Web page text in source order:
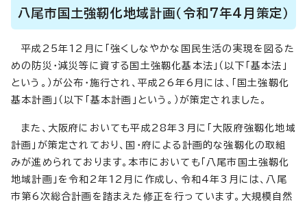
八尾市国土強靭化地域計画（令和7年4月策定）
平成25年12月に「強くしなやかな国民生活の実現を図るた
めの防災・減災等に資する国土強靱化基本法」（以下「基本法」
という。）が公布・施行され、平成26年6月には、「国土強靱化
基本計画」（以下「基本計画」という。）が策定されました。
また、大阪府においても平成28年3月に「大阪府強靱化地域
計画」が策定されており、国・府による計画的な強靱化の取組
みが進められております。本市においても「八尾市国土強靱化
地域計画」を令和2年12月に作成し、令和4年3月には、八尾
市第6次総合計画を踏まえた修正を行っています。大規模自然